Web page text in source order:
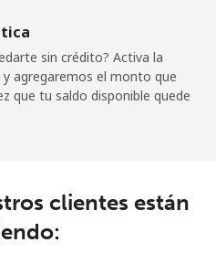
sin crédito? Activa la
agregaremos el monto que
que tu saldo disponible quede
clientes están